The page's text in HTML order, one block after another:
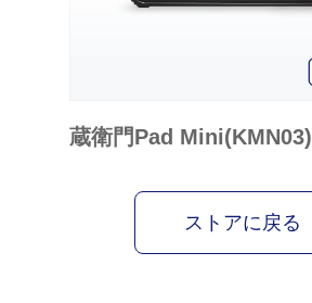
蔵衛門Pad Mini(KMN03)
ストアに戻る